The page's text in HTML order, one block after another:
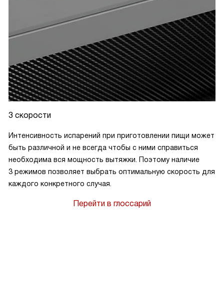
3 скорости
Интенсивность испарений при приготовлении пищи может
быть различной и не всегда чтобы с ними справиться
необходима вся мощность вытяжки. Поэтому наличие
3 режимов позволяет выбрать оптимальную скорость для
каждого конкретного случая.
Перейти в глоссарий